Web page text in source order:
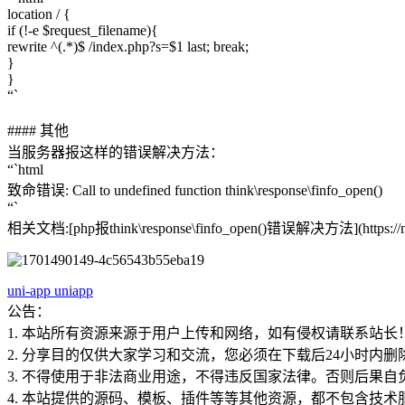
location / {
if (!-e $request_filename){
rewrite ^(.*)$ /index.php?s=$1 last; break;
}
}
“`
#### 其他
当服务器报这样的错误解决方法：
“`html
致命错误: Call to undefined function think\response\finfo_open()
“`
相关文档:[php报think\response\finfo_open()错误解决方法](https://
uni-app uniapp
公告：
1. 本站所有资源来源于用户上传和网络，如有侵权请联系站长
2. 分享目的仅供大家学习和交流，您必须在下载后24小时内删
3. 不得使用于非法商业用途，不得违反国家法律。否则后果自
4. 本站提供的源码、模板、插件等等其他资源，都不包含技术